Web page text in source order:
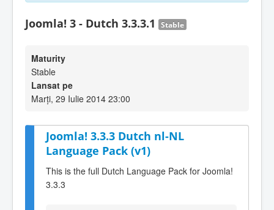
Joomla! 3 - Dutch 3.3.3.1 Stable
Maturity
Stable
Lansat pe
Marți, 29 Iulie 2014 23:00
Joomla! 3.3.3 Dutch nl-NL
Language Pack (v1)
This is the full Dutch Language Pack for Joomla!
3.3.3